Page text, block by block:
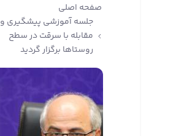
صفحه اصلی
جلسه آموزشی پیشگیری و
مقابله با سرقت در سطح
روستاها برگزار گردید